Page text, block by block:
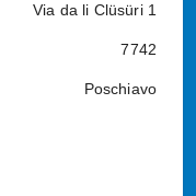
Via da li Clüsüri 1
7742
Poschiavo